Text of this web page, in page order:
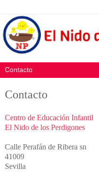
Contacto
Centro de Educación Infantil
El Nido de los Perdigones
Calle Perafán de Ribera sn
41009
Sevilla